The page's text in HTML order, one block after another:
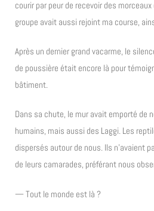
courir par peur de recevoir des
groupe avait aussi rejoint ma course,
Après un dernier grand vacarme, le
de poussière était encore là pour
bâtiment.
Dans sa chute, le mur avait emporté de
humains, mais aussi des Laggi. Les
dispersés autour de nous. Ils n’avaient
de leurs camarades, préférant nous
— Tout le monde est là ?